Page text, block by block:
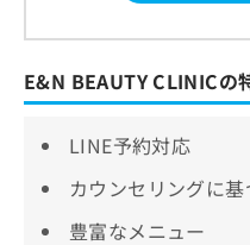
E&N BEAUTY CLINICの
LINE予約対応
カウンセリングに
豊富なメニュー